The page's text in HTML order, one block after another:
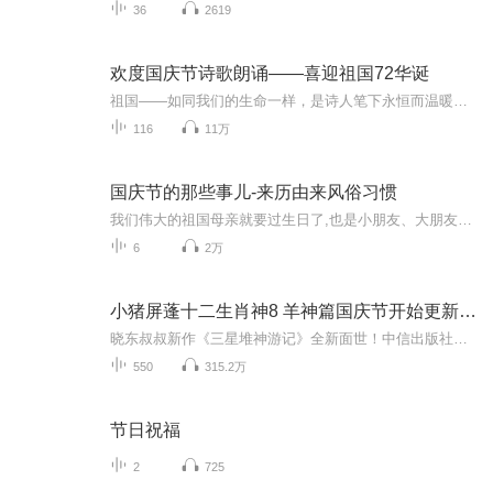
36 2619
欢度国庆节诗歌朗诵——喜迎祖国72华诞
116 11万
国庆节的那些事儿-来历由来风俗习惯
6 2万
小猪屏蓬十二生肖神8 羊神篇国庆节开始更新啦！
550 315.2万
节日祝福
2 725